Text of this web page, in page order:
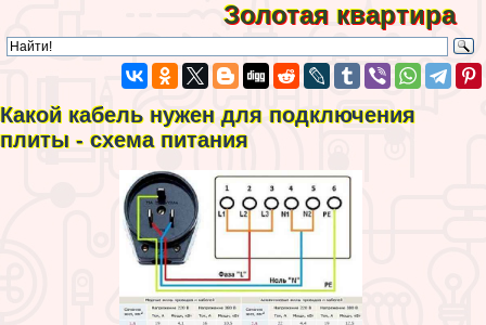
Золотая квартира
Какой кабель нужен для подключения
плиты - схема питания